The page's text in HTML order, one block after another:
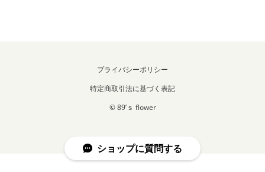
プライバシーポリシー
特定商取引法に基づく表記
© 89’ｓ flower
ショップに質問する